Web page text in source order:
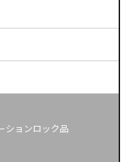
ョンロック品